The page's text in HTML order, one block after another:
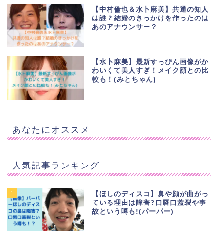
【中村倫也＆水卜麻美】共通の知人
は誰？結婚のきっかけを作ったのは
あのアナウンサー？
【水卜麻美】最新すっぴん画像がか
わいくて美人すぎ！メイク顔との比
較も！(みとちゃん)
あなたにオススメ
人気記事ランキング
1
【ほしのディスコ】鼻や顔が曲がっ
ている理由は障害?口唇口蓋裂や事
故という噂も!(パーパー)